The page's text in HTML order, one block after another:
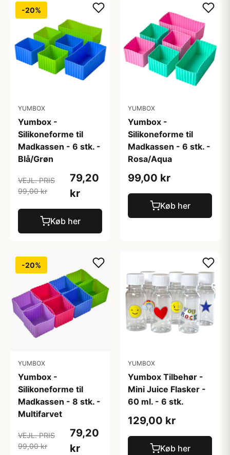
-20%
YUMBOX
Yumbox -
Silikoneforme til
Madkassen - 6 stk. -
Blå/Grøn
VEJL. PRIS
99,00 kr
79,20
kr
Køb her
YUMBOX
Yumbox -
Silikoneforme til
Madkassen - 6 stk. -
Rosa/Aqua
99,00 kr
Køb her
-20%
YUMBOX
Yumbox -
Silikoneforme til
Madkassen - 8 stk. -
Multifarvet
VEJL. PRIS
99,00 kr
79,20
kr
YUMBOX
Yumbox Tilbehør -
Mini Juice Flasker -
60 ml. - 6 stk.
129,00 kr
Køb her